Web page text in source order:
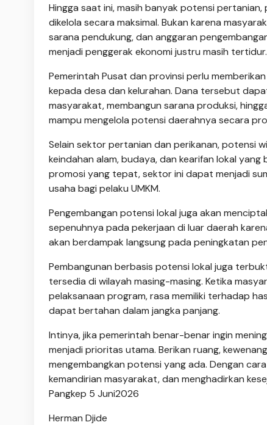
Hingga saat ini, masih banyak potensi
dikelola secara maksimal. Bukan karena
sarana pendukung, dan anggaran
menjadi penggerak ekonomi justru masih tertidur.
Pemerintah Pusat dan provinsi perlu
kepada desa dan kelurahan. Dana tersebut
masyarakat, membangun sarana produksi,
mampu mengelola potensi daerahnya secara
Selain sektor pertanian dan perikanan, potensi
keindahan alam, budaya, dan kearifan lokal
promosi yang tepat, sektor ini dapat menjadi
usaha bagi pelaku UMKM.
Pengembangan potensi lokal juga akan
sepenuhnya pada pekerjaan di luar daerah
akan berdampak langsung pada peningkatan
Pembangunan berbasis potensi lokal juga
tersedia di wilayah masing-masing. Ketika
pelaksanaan program, rasa memiliki terhadap
dapat bertahan dalam jangka panjang.
Intinya, jika pemerintah benar-benar ingin
menjadi prioritas utama. Berikan ruang,
mengembangkan potensi yang ada. Dengan
kemandirian masyarakat, dan menghadirkan
Pangkep 5 Juni2026
Herman Djide